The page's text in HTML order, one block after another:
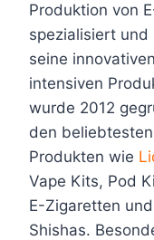
Produktion von
spezialisiert
seine
intensiven
wurde 2012
den
Produkten wie
Vape Kits, Pod
E-Zigaretten
Shishas.